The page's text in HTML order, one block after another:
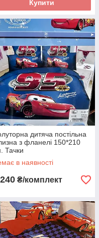
Купити
дитяча постільна
з фланелі 150*210
Тачки
в наявності
₴/комплект